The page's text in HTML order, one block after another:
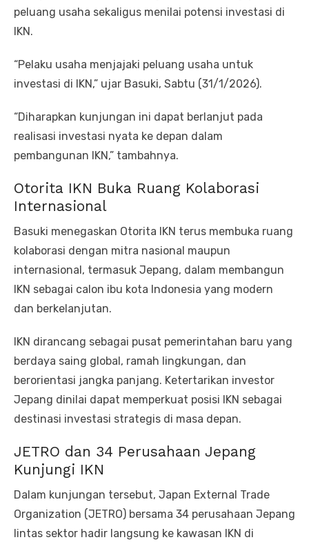
peluang usaha sekaligus menilai potensi investasi di
IKN.
“Pelaku usaha menjajaki peluang usaha untuk
investasi di IKN,” ujar Basuki, Sabtu (31/1/2026).
“Diharapkan kunjungan ini dapat berlanjut pada
realisasi investasi nyata ke depan dalam
pembangunan IKN,” tambahnya.
Otorita IKN Buka Ruang Kolaborasi
Internasional
Basuki menegaskan Otorita IKN terus membuka ruang
kolaborasi dengan mitra nasional maupun
internasional, termasuk Jepang, dalam membangun
IKN sebagai calon ibu kota Indonesia yang modern
dan berkelanjutan.
IKN dirancang sebagai pusat pemerintahan baru yang
berdaya saing global, ramah lingkungan, dan
berorientasi jangka panjang. Ketertarikan investor
Jepang dinilai dapat memperkuat posisi IKN sebagai
destinasi investasi strategis di masa depan.
JETRO dan 34 Perusahaan Jepang
Kunjungi IKN
Dalam kunjungan tersebut, Japan External Trade
Organization (JETRO) bersama 34 perusahaan Jepang
lintas sektor hadir langsung ke kawasan IKN di